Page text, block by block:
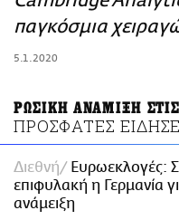
ΑΜΠΑ
παγκόσμια
5.1.2020
ΡΩΣΙΚΗ ΑΝΑΜΙΞΗ
ΠΡΟΣΦΑΤΕΣ
Διεθνή
Ευρωεκλογές:
επιφυλακή η Γερμανία
ανάμειξη